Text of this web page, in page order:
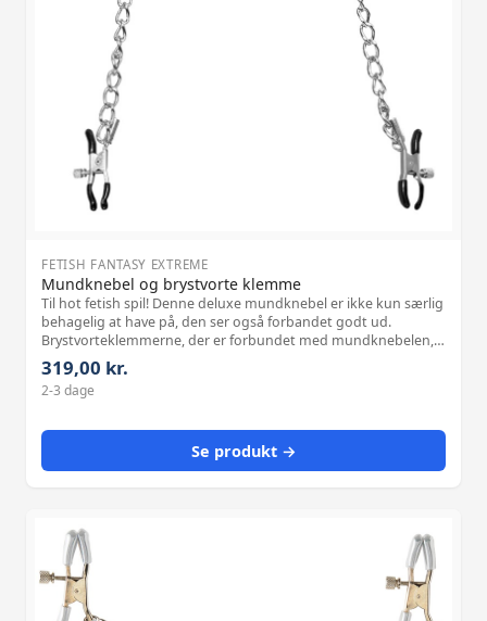
FETISH FANTASY EXTREME
Mundknebel og brystvorte klemme
Til hot fetish spil! Denne deluxe mundknebel er ikke kun særlig
behagelig at have på, den ser også forbandet godt ud.
Brystvorteklemmerne, der er forbundet med mundknebelen,
kan justeres med justerings-skruerne. Dette gør spændende
SM-spil mulige, perfekt
319,00 kr.
2-3 dage
Se produkt →